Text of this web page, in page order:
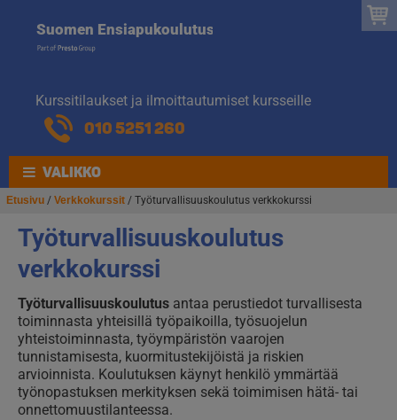
navigointiin
sisältöön
Suomen EnsiapukoulutusSuomen
Kurssitilaukset ja ilmoittautumiset kursseille
010 5251 260
VALIKKO
Etusivu / Verkkokurssit / Työturvallisuuskoulutus verkkokurssi
Työturvallisuuskoulutus
verkkokurssi
Työturvallisuuskoulutus antaa perustiedot turvallisesta
toiminnasta yhteisillä työpaikoilla, työsuojelun
yhteistoiminnasta, työympäristön vaarojen
tunnistamisesta, kuormitustekijöistä ja riskien
arvioinnista. Koulutuksen käynyt henkilö ymmärtää
työnopastuksen merkityksen sekä toimimisen hätä- tai
onnettomuustilanteessa.